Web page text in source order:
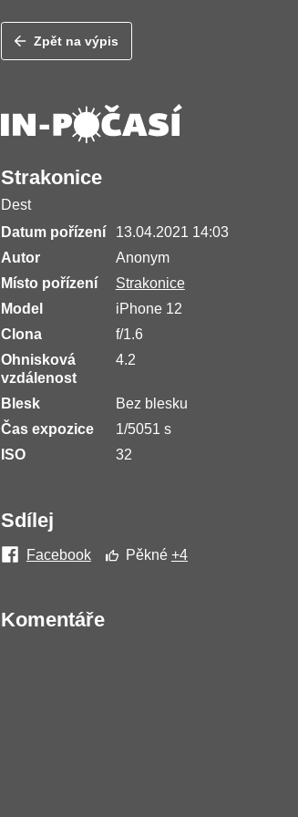
Zpět na výpis
Strakonice
Dest
Datum pořízení
13.04.2021 14:03
Autor
Anonym
Místo pořízení
Strakonice
Model
iPhone 12
Clona
f/1.6
Ohnisková
vzdálenost
4.2
Blesk
Bez blesku
Čas expozice
1/5051 s
ISO
32
Sdílej
Facebook Pěkné +4
Komentáře